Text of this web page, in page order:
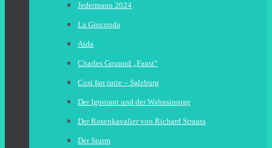
Jedermann 2024
La Gioconda
Aida
Charles Gounod „Faust“
Cosi fan tutte – Salzburg
Der Ignorant und der Wahnsinnige
Der Rosenkavalier von Richard Strauss
Der Sturm